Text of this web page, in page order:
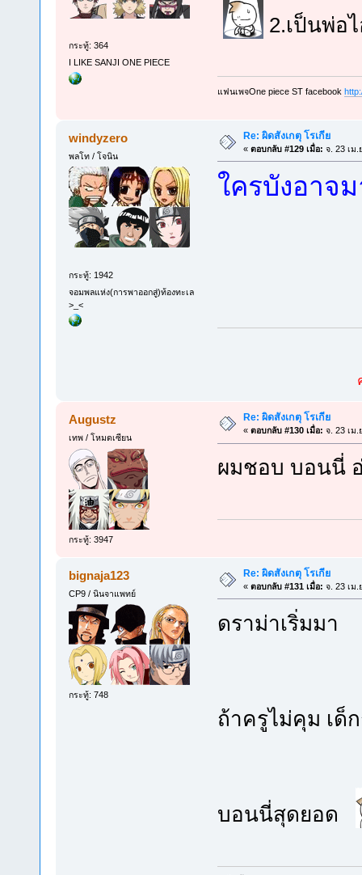
กระทู้: 364
I LIKE SANJI ONE PIECE
2.เป็นพ่อ
แฟนเพจOne piece ST facebook
windyzero
พลโท / โจนิน
กระทู้: 1942
จอมพลแห่ง(การพาออกสู่)ท้องทะเล
>_<
Re: ผิดสังเกตุ โรเกีย
« ตอบกลับ #129 เมื่อ: จ. 23 เม.
ใครบังอาจ
Augustz
เทพ / โหมดเซียน
กระทู้: 3947
Re: ผิดสังเกตุ โรเกีย
« ตอบกลับ #130 เมื่อ: จ. 23 เม.
ผมชอบ บอนนี่
bignaja123
CP9 / นินจาแพทย์
กระทู้: 748
Re: ผิดสังเกตุ โรเกีย
« ตอบกลับ #131 เมื่อ: จ. 23 เม.
ดราม่าเริ่มมา
ถ้าครูไม่คุม เ
บอนนี่สุดยอด